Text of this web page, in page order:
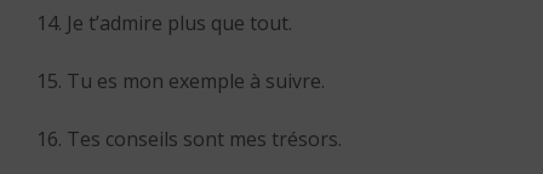
14. Je t’admire plus que tout.
15. Tu es mon exemple à suivre.
16. Tes conseils sont mes trésors.